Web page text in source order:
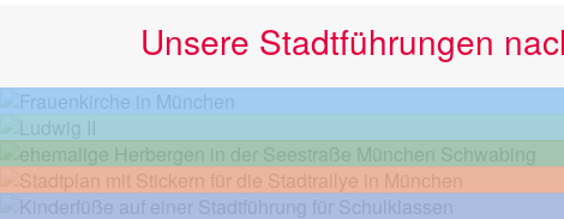
Unsere Stadtführungen